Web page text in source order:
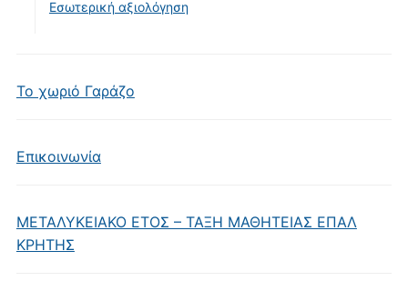
Εσωτερική αξιολόγηση
Το χωριό Γαράζο
Επικοινωνία
ΜΕΤΑΛΥΚΕΙΑΚΟ ΕΤΟΣ – ΤΑΞΗ ΜΑΘΗΤΕΙΑΣ ΕΠΑΛ
ΚΡΗΤΗΣ